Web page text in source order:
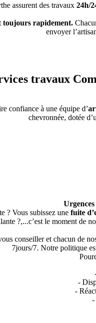
assurent des travaux 24h/
toujours rapidement.
envoyer
travaux
confiance à une équipe d’
chevronnée, dotée
? Vous subissez une fuite
?,...c’est le moment de
conseiller et chacun de
7jours/7. Notre politique
-
-
-